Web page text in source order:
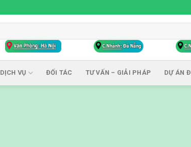
DỊCH VỤ ĐỐI TÁC TƯ VẤN – GIẢI PHÁP DỰ ÁN